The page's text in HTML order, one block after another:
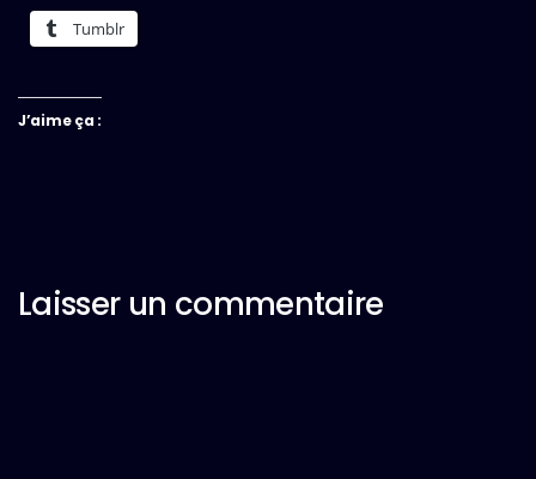
Tumblr
J’aime ça :
Laisser un commentaire